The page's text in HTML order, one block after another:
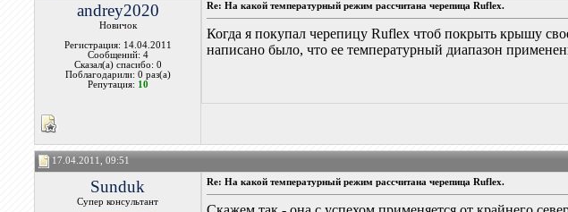
andrey2020
Новичок
Регистрация: 14.04.2011
Сообщений: 4
Сказал(а) спасибо: 0
Поблагодарили: 0 раз(а)
Репутация: 10
Re: На какой температурный режим рассчитана черепица Ruflex.
Когда я покупал черепицу Ruflex чтоб покрыть крышу
написано было, что ее температурный диапазон
17.04.2011, 09:51
Sunduk
Супер консультант
Re: На какой температурный режим рассчитана черепица Ruflex.